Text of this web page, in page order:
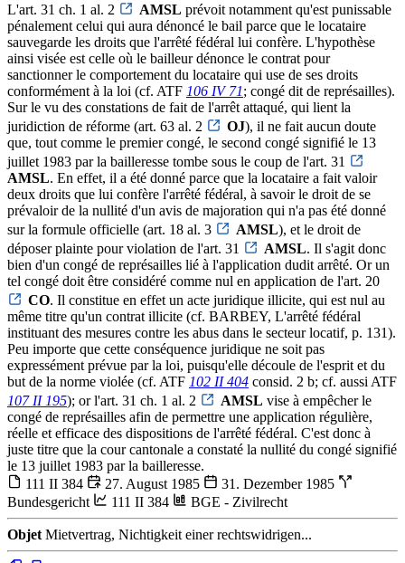
L'art. 31 ch. 1 al. 2
AMSL prévoit notamment qu'est punissable
pénalement celui qui aura dénoncé le bail parce que le locataire
sauvegarde les droits que l'arrêté fédéral lui confère. L'hypothèse
ainsi visée est celle où le bailleur dénonce le contrat pour
sanctionner le comportement du locataire qui use de ses droits
conformément à la loi (cf. ATF 106 IV 71; congé dit de représailles).
Sur le vu des constations de fait de l'arrêt attaqué, qui lient la
juridiction de réforme (art. 63 al. 2
OJ), il ne fait aucun doute
que, tout comme le premier congé, le second congé signifié le 13
juillet 1983 par la bailleresse tombe sous le coup de l'art. 31
AMSL. En effet, il a été donné parce que la locataire a fait valoir
deux droits que lui confère l'arrêté fédéral, à savoir le droit de se
prévaloir de la nullité d'un avis de majoration qui n'a pas été donné
sur la formule officielle (art. 18 al. 3
AMSL), et le droit de
déposer plainte pour violation de l'art. 31
AMSL. Il s'agit donc
bien d'un congé de représailles lié à l'application dudit arrêté. Or un
tel congé doit être considéré comme nul en application de l'art. 20
CO. Il constitue en effet un acte juridique illicite, qui est nul au
même titre qu'un contrat illicite (cf. BARBEY, L'arrêté fédéral
instituant des mesures contre les abus dans le secteur locatif, p. 131).
Peu importe que cette conséquence juridique ne soit pas
expressément prévue par la loi, puisqu'elle découle de l'esprit et du
but de la norme violée (cf. ATF 102 II 404 consid. 2 b; cf. aussi ATF
107 II 195); or l'art. 31 ch. 1 al. 2 AMSL vise à empêcher le
congé de représailles afin de permettre une application régulière,
réelle et efficace des dispositions de l'arrêté fédéral. C'est donc à
juste titre que la cour cantonale a constaté la nullité du congé signifié
le 13 juillet 1983 par la bailleresse.
111 II 384
27. August 1985
31. Dezember 1985
Bundesgericht
111 II 384 BGE - Zivilrecht
Objet Mietvertrag, Nichtigkeit einer rechtswidrigen...